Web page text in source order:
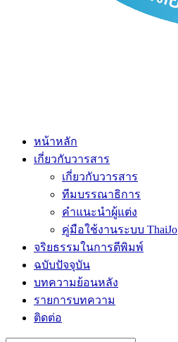
หน้าหลัก
เกี่ยวกับวารสาร
เกี่ยวกับวารสาร
ทีมบรรณาธิการ
คำแนะนำผู้แต่ง
คู่มือใช้งานระบบ ThaiJo
จริยธรรมในการตีพิมพ์
ฉบับปัจจุบัน
บทความย้อนหลัง
รายการบทความ
ติดต่อ